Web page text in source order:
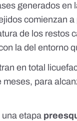
generados en
comienzan
de los restos
la del entorno
en total
meses, para
una etapa